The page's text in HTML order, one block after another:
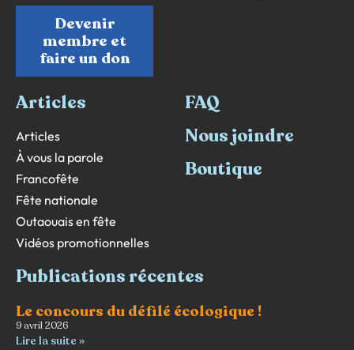
Devenir
membre et
faire un don
Articles
Articles
À vous la parole
Francofête
Fête nationale
Outaouais en fête
Vidéos promotionnelles
FAQ
Nous joindre
Boutique
Publications récentes
Le concours du défilé écologique !
9 avril 2026
Lire la suite »